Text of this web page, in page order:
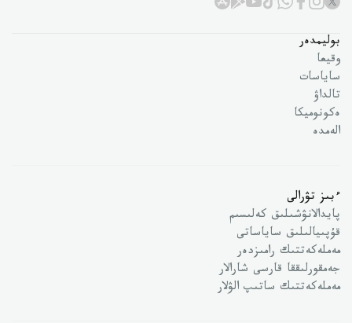
بوليمدەر
وقيعا
ساياسات
تالداۋ
ەكونوميكا
الەمدە
ءبىز تۋرالى
پايدالانۋشىلىق كەلىسىم
قۇپىيالىلىق ساياساتى
مەملەكەتتىك رامىزدەر
جەمقورلىققا قارسى شارالار
مەملەكەتتىك ساتىپ الۋلار